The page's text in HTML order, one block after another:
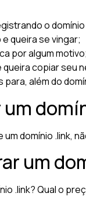
o
queira se vingar;
por algum motivo;
queira copiar seu
além do
domínio .link,
um
.link? Qual o